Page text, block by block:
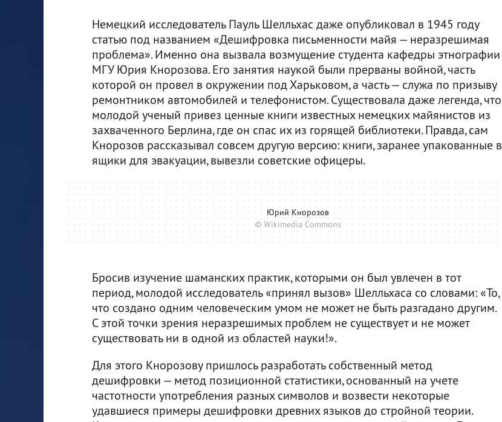
Немецкий исследователь Пауль Шелльхас даже опубликовал в 1945 году
статью под названием «Дешифровка письменности майя — неразрешимая
проблема». Именно она вызвала возмущение студента кафедры этнографии
МГУ Юрия Кнорозова. Его занятия наукой были прерваны войной, часть
которой он провел в окружении под Харьковом, а часть — служа по призыву
ремонтником автомобилей и телефонистом. Существовала даже легенда, что
молодой ученый привез ценные книги известных немецких майянистов из
захваченного Берлина, где он спас их из горящей библиотеки. Правда, сам
Кнорозов рассказывал совсем другую версию: книги, заранее упакованные в
ящики для эвакуации, вывезли советские офицеры.
Юрий Кнорозов
© Wikimedia Commons
Бросив изучение шаманских практик, которыми он был увлечен в тот
период, молодой исследователь «принял вызов» Шелльхаса со словами: «То,
что создано одним человеческим умом не может не быть разгадано другим.
С этой точки зрения неразрешимых проблем не существует и не может
существовать ни в одной из областей науки!».
Для этого Кнорозову пришлось разработать собственный метод
дешифровки — метод позиционной статистики, основанный на учете
частотности употребления разных символов и возвести некоторые
удавшиеся примеры дешифровки древних языков до стройной теории.